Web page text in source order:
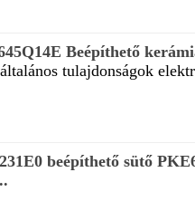
Beépíthető
tulajdonságok
beépíthető sütő